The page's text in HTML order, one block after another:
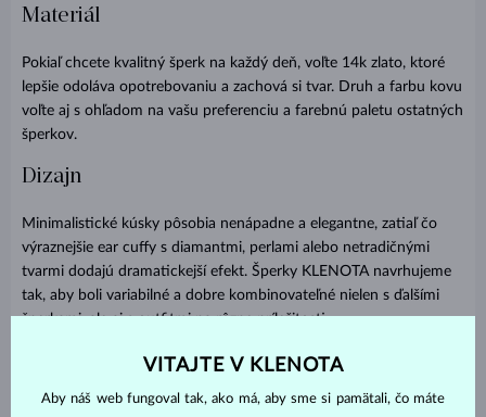
Materiál
Pokiaľ chcete kvalitný šperk na každý deň, voľte 14k zlato, ktoré
lepšie odoláva opotrebovaniu a zachová si tvar. Druh a farbu kovu
voľte aj s ohľadom na vašu preferenciu a farebnú paletu ostatných
šperkov.
Dizajn
Minimalistické kúsky pôsobia nenápadne a elegantne, zatiaľ čo
výraznejšie ear cuffy s diamantmi, perlami alebo netradičnými
tvarmi dodajú dramatickejší efekt. Šperky KLENOTA navrhujeme
tak, aby boli variabilné a dobre kombinovateľné nielen s ďalšími
šperkami, ale aj s outfitmi na rôzne príležitosti.
Náš tip: Niektoré modely majú asymetrické prevedenie, čo
otáčať a docieliť tak zakaždým iného looku.
VITAJTE V KLENOTA
Aby náš web fungoval tak, ako má, aby sme si pamätali, čo máte